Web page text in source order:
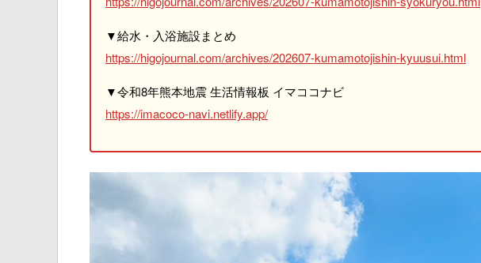
▼給水・入浴施設まとめ
https://higojournal.com/archives/202607-kumamotojishin-kyuusui.html
▼令和8年熊本地震 生活情報板 イマココナビ
https://imacoco-navi.netlify.app/